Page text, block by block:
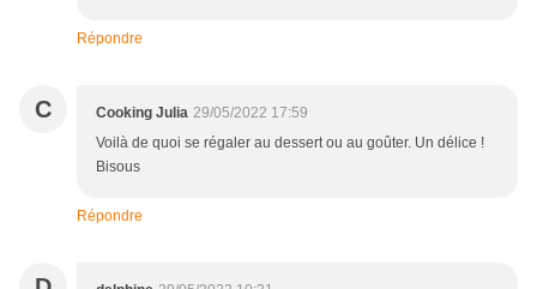
Répondre
C Cooking Julia 29/05/2022 17:59
Voilà de quoi se régaler au dessert ou au goûter. Un délice !
Bisous
Répondre